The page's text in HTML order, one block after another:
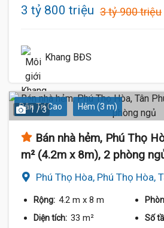
3 tỷ 800 triệu 3 tỷ 900 triệu
Khang BĐS
Dân Trí Cao Hẻm (3 m)
1 / 3
Bán nhà hẻm, Phú Thọ
m² (4.2m x 8m), 2 phòng
Phú Thọ Hòa, Phú Thọ Hòa,
Rộng: 4.2 m x 8 m
Diện tích: 33 m² Số